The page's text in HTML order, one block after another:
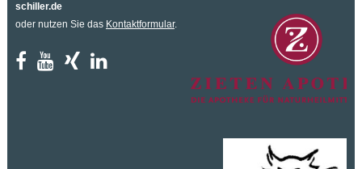
schiller.de
oder nutzen Sie das Kontaktformular.